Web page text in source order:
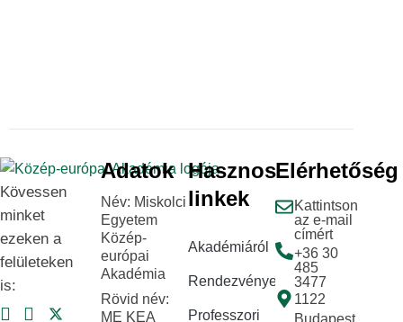
Kövessen
minket
ezeken a
felületeken
is:
Adatok
Név: Miskolci
Egyetem
Közép-
európai
Akadémia
Rövid név:
ME KEA
Hasznos
linkek
Akadémiáról
Rendezvények
Professzori
Elérhetőség
Kattintson
az e-mail
címért
+36 30
485
3477
1122
Budapest,